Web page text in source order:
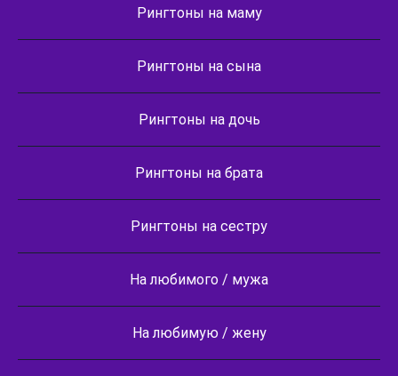
Рингтоны на маму
Рингтоны на сына
Рингтоны на дочь
Рингтоны на брата
Рингтоны на сестру
На любимого / мужа
На любимую / жену